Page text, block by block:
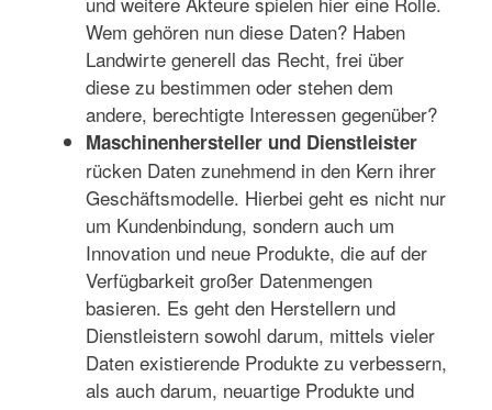
Wem gehören nun diese Daten? Haben
Landwirte generell das Recht, frei über
diese zu bestimmen oder stehen dem
andere, berechtigte Interessen gegenüber?
Maschinenhersteller und Dienstleister
rücken Daten zunehmend in den Kern ihrer
Geschäftsmodelle. Hierbei geht es nicht nur
um Kundenbindung, sondern auch um
Innovation und neue Produkte, die auf der
Verfügbarkeit großer Datenmengen
basieren. Es geht den Herstellern und
Dienstleistern sowohl darum, mittels vieler
Daten existierende Produkte zu verbessern,
als auch darum, neuartige Produkte und